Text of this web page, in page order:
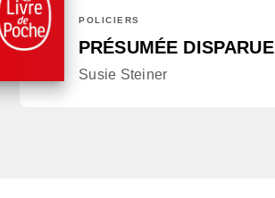
POLICIERS
PRÉSUMÉE DISPARUE
Susie Steiner